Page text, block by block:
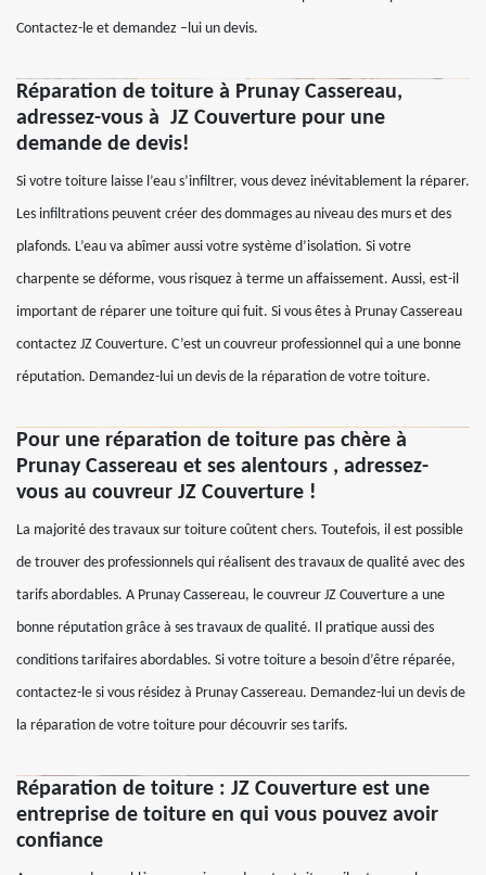
Contactez-le et demandez –lui un devis.
Réparation de toiture à Prunay Cassereau,
adressez-vous à JZ Couverture pour une
demande de devis!
Si votre toiture laisse l’eau s’infiltrer, vous devez inévitablement la réparer.
Les infiltrations peuvent créer des dommages au niveau des murs et des
plafonds. L’eau va abîmer aussi votre système d’isolation. Si votre
charpente se déforme, vous risquez à terme un affaissement. Aussi, est-il
important de réparer une toiture qui fuit. Si vous êtes à Prunay Cassereau
contactez JZ Couverture. C’est un couvreur professionnel qui a une bonne
réputation. Demandez-lui un devis de la réparation de votre toiture.
Pour une réparation de toiture pas chère à
Prunay Cassereau et ses alentours , adressez-
vous au couvreur JZ Couverture !
La majorité des travaux sur toiture coûtent chers. Toutefois, il est possible
de trouver des professionnels qui réalisent des travaux de qualité avec des
tarifs abordables. A Prunay Cassereau, le couvreur JZ Couverture a une
bonne réputation grâce à ses travaux de qualité. Il pratique aussi des
conditions tarifaires abordables. Si votre toiture a besoin d’être réparée,
contactez-le si vous résidez à Prunay Cassereau. Demandez-lui un devis de
la réparation de votre toiture pour découvrir ses tarifs.
Réparation de toiture : JZ Couverture est une
entreprise de toiture en qui vous pouvez avoir
confiance